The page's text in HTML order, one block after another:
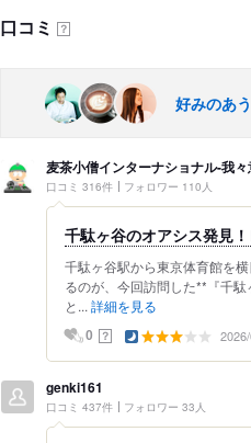
口コミ ？
好みのあ
麦茶小僧インターナショナル-我
口コミ 316件 フォロワー 110人
千駄ヶ谷のオアシス発見
千駄ヶ谷駅から東京体育館を
るのが、今回訪問した**『千
と... 詳細を見る
0 ？
genki161
口コミ 437件 フォロワー 33人